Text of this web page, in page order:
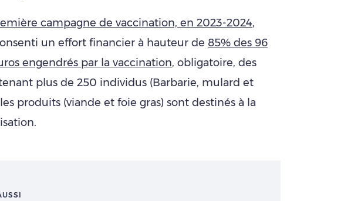
campagne de vaccination, en 2023-2024,
un effort financier à hauteur de 85% des 96
engendrés par la vaccination, obligatoire, des
plus de 250 individus (Barbarie, mulard et
produits (viande et foie gras) sont destinés à la